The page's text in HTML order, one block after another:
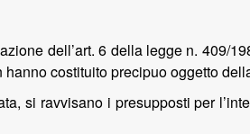
dell’art. 6 della legge n. 409/
costituito precipuo oggetto
si ravvisano i presupposti per